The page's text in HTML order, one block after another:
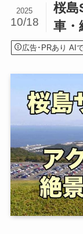
桜島
車・
2025
10/18
広告･PRあり AI